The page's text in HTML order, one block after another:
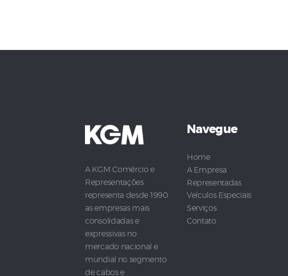
A KGM Comércio e
Representações
representa desde 1990
as empresas mais
consolidadas e
expressivas no
mercado nacional e
mundial no segmento
de cabos e
Navegue
Home
A Empresa
Representadas
Veículos Especiais
Serviços
Contato